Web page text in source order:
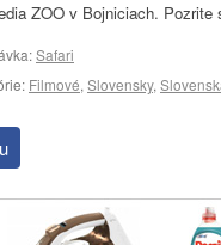
ZOO v Bojniciach.
Safari
Filmové, Slovensky,